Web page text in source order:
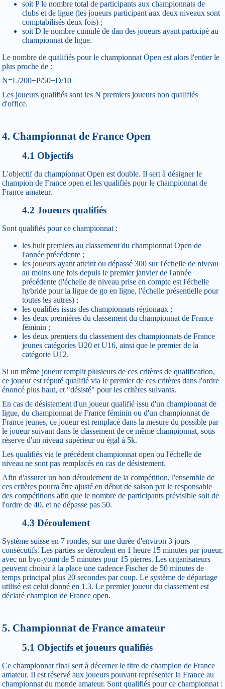
soit P le nombre total de participants aux championnats de
clubs et de ligue (les joueurs participant aux deux niveaux sont
comptabilisés deux fois) ;
soit D le nombre cumulé de dan des joueurs ayant participé au
championnat de ligue.
Le nombre de qualifiés pour le championnat Open est alors l'entier le
plus proche de :
N=L/200+P/50+D/10
Les joueurs qualifiés sont les N premiers joueurs non qualifiés
d'office.
4. Championnat de France Open
4.1 Objectifs
L'objectif du championnat Open est double. Il sert à désigner le
champion de France open et les qualifiés pour le championnat de
France amateur.
4.2 Joueurs qualifiés
Sont qualifiés pour ce championnat :
les huit premiers au classement du championnat Open de
l'année précédente ;
les joueurs ayant atteint ou dépassé 300 sur l'échelle de niveau
au moins une fois depuis le premier janvier de l'année
précédente (l'échelle de niveau prise en compte est l'échelle
hybride pour la ligue de go en ligne, l'échelle présentielle pour
toutes les autres) ;
les qualifiés issus des championnats régionaux ;
les deux premières du classement du championnat de France
féminin ;
les deux premiers du classement des championnats de France
jeunes catégories U20 et U16, ainsi que le premier de la
catégorie U12.
Si un même joueur remplit plusieurs de ces critères de qualification,
ce joueur est réputé qualifié via le premier de ces critères dans l'ordre
énoncé plus haut, et "désisté" pour les critères suivants.
En cas de désistement d'un joueur qualifié issu d'un championnat de
ligue, du championnat de France féminin ou d'un championnat de
France jeunes, ce joueur est remplacé dans la mesure du possible par
le joueur suivant dans le classement de ce même championnat, sous
réserve d'un niveau supérieur ou égal à 5k.
Les qualifiés via le précédent championnat open ou l'échelle de
niveau ne sont pas remplacés en cas de désistement.
Afin d'assurer un bon déroulement de la compétition, l'ensemble de
ces critères pourra être ajusté en début de saison par le responsable
des compétitions afin que le nombre de participants prévisible soit de
l'ordre de 40, et ne dépasse pas 50.
4.3 Déroulement
Système suisse en 7 rondes, sur une durée d'environ 3 jours
consécutifs. Les parties se déroulent en 1 heure 15 minutes par joueur,
avec un byo-yomi de 5 minutes pour 15 pierres. Les organisateurs
peuvent choisir à la place une cadence Fischer de 50 minutes de
temps principal plus 20 secondes par coup. Le système de départage
utilisé est celui donné en 1.3. Le premier joueur du classement est
déclaré champion de France open.
5. Championnat de France amateur
5.1 Objectifs et joueurs qualifiés
Ce championnat final sert à décerner le titre de champion de France
amateur. Il est réservé aux joueurs pouvant représenter la France au
championnat du monde amateur. Sont qualifiés pour ce championnat :